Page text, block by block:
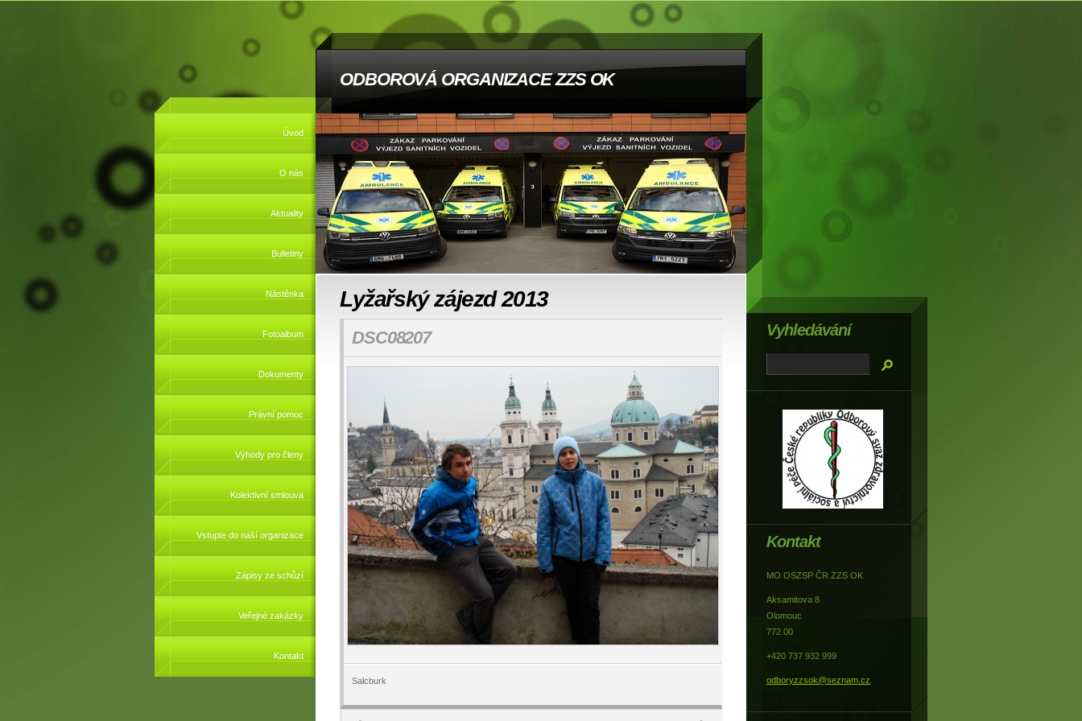
ODBOROVÁ ORGANIZACE ZZS OK
Úvod
O nás
Aktuality
Bulletiny
Nástěnka
Fotoalbum
Dokumenty
Právní pomoc
Výhody pro členy
Kolektivní smlouva
Vstupte do naší organizace
Zápisy ze schůzí
Veřejné zakázky
Kontakt
Lyžařský zájezd 2013
DSC08207
Salcburk
Kontakt
MO OSZSP ČR ZZS OK
Aksamitova 8
Olomouc
772 00
+420 737 932 999
odboryzzsok@seznam.cz
Vyhledávání